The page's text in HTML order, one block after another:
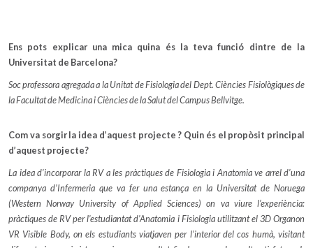
Ens pots explicar una mica quina és la teva funció dintre de la
Universitat de Barcelona?
Soc professora agregada a la Unitat de Fisiologia del Dept. Ciències Fisiològiques de
la Facultat de Medicina i Ciències de la Salut del Campus Bellvitge.
Com va sorgir la idea d’aquest projecte ? Quin és el propòsit principal
d’aquest projecte?
La idea d’incorporar la RV a les pràctiques de Fisiologia i Anatomia ve arrel d’una
companya d’Infermeria que va fer una estança en la Universitat de Noruega
(Western Norway University of Applied Sciences) on va viure l’experiència:
pràctiques de RV per l’estudiantat d’Anatomia i Fisiologia utilitzant el 3D Organon
VR Visible Body, on els estudiants viatjaven per l’interior del cos humà, visitant